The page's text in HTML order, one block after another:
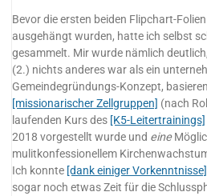
Bevor die ersten beiden Flipchart-
ausgehängt wurden, hatte ich selbst
gesammelt. Mir wurde nämlich
(2.) nichts anderes war als ein
Gemeindegründungs-Konzept,
[missionarischer Zellgruppen] (nach
laufenden Kurs des [K5-Leitertrainings]
2018 vorgestellt wurde und eine
mulitkonfessionellem
Ich konnte [dank einiger Vorkenntnisse]
sogar noch etwas Zeit für die